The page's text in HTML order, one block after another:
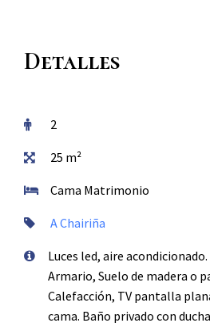
Detalles
2
25 m²
Cama Matrimonio
A Chairiña
Luces led, aire
Armario, Suelo de madera o
Calefacción, TV pantalla
cama. Baño privado con